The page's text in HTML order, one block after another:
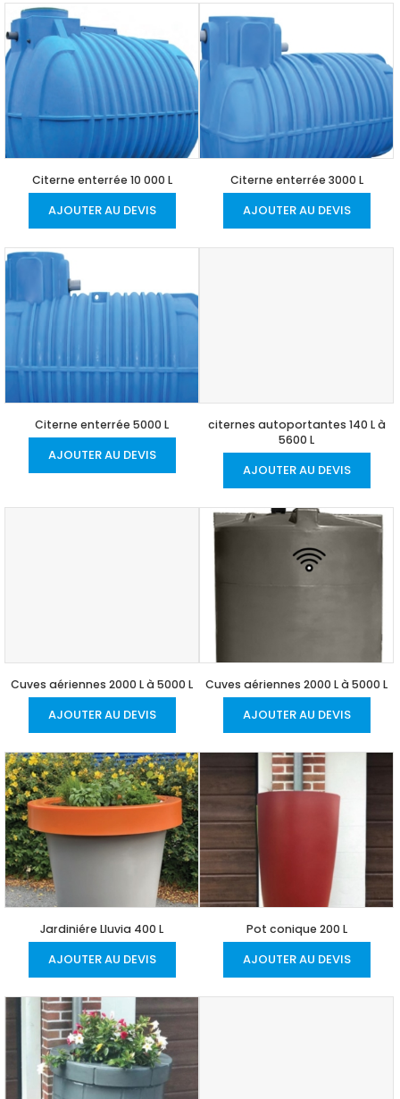
Citerne enterrée 10 000 L
AJOUTER AU DEVIS
Citerne enterrée 3000 L
AJOUTER AU DEVIS
Citerne enterrée 5000 L
AJOUTER AU DEVIS
citernes autoportantes 140 L à
5600 L
AJOUTER AU DEVIS
Cuves aériennes 2000 L à 5000 L
AJOUTER AU DEVIS
Cuves aériennes 2000 L à 5000 L
AJOUTER AU DEVIS
Jardiniére Lluvia 400 L
AJOUTER AU DEVIS
Pot conique 200 L
AJOUTER AU DEVIS